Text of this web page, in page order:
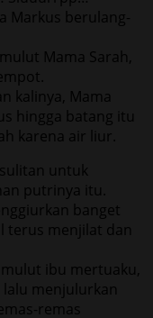
Markus berulang-
Mama Sarah,
kalinya, Mama
hingga batang itu
karena air liur.
untuk
putrinya itu.
banget
terus menjilat dan
ibu mertuaku,
menjulurkan
remas